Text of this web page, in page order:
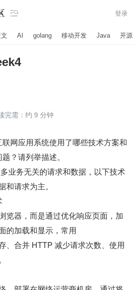
 登录
AI golang 移动开发 Java 开源
完需：约 9 分钟
网应用系统使用了哪些技术方案和
？请列举描述。
业务无关的请求和数据，以下技术
和请求为主。
览器，而是通过优化响应页面，加
的加载和显示，常用
、合并 HTTP 减少请求次数、使用